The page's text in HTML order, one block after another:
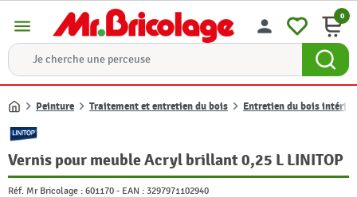
menu person 0
Accueil
Peinture Traitement et entretien du bois Entretien du bois
Vernis pour meuble Acryl brillant 0,25 L LINITOP
Réf. Mr Bricolage : 601170 - EAN : 3297971102940